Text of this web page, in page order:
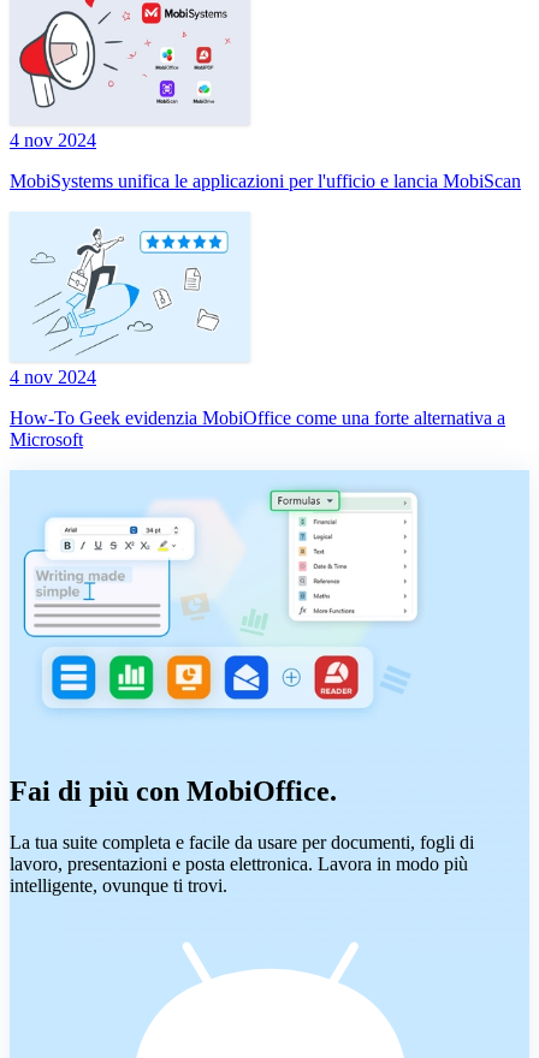
4 nov 2024
MobiSystems unifica le applicazioni per l'ufficio e lancia MobiScan
4 nov 2024
How-To Geek evidenzia MobiOffice come una forte alternativa a
Microsoft
Fai di più con MobiOffice.
La tua suite completa e facile da usare per documenti, fogli di
lavoro, presentazioni e posta elettronica. Lavora in modo più
intelligente, ovunque ti trovi.